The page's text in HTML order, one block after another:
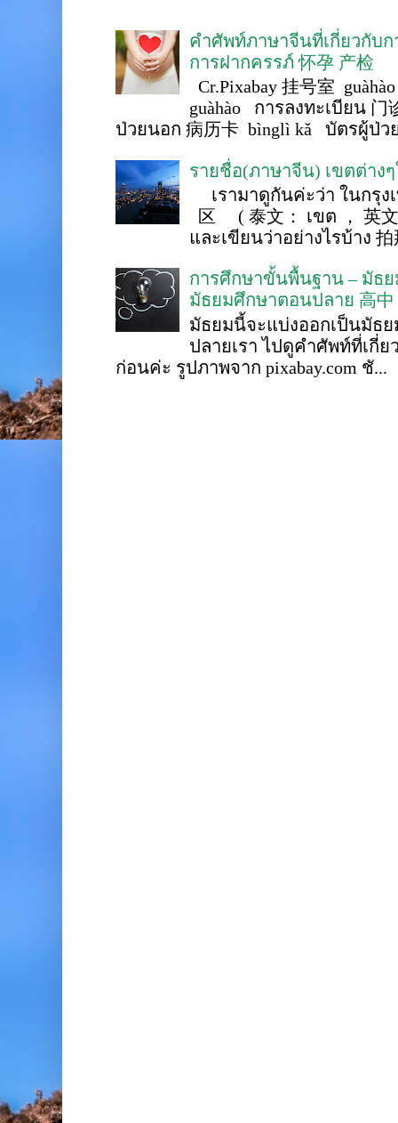
คำศัพท์ภาษาจีนที่เกี่ยวกับ
การฝากครรภ์ 怀孕 产检
Cr.Pixabay 挂号室
guàhào การลงทะเบียน 门
ป่วยนอก 病历卡 bìnglì kǎ บัตรผู้ป่ว
รายชื่อ(ภาษาจีน) เขตต่าง
เรามาดูกันค่ะว่า ในกรุง
区 ( 泰文： เขต ， 英
และเขียนว่าอย่างไรบ้าง 拍
การศึกษาขั้นพื้นฐาน – มัธ
มัธยมศึกษาตอนปลาย 高中
มัธยมนี้จะแบ่งออกเป็นมัธ
ปลายเรา ไปดูคำศัพท์ที่เกี่
ก่อนค่ะ รูปภาพจาก pixabay.com ชั...